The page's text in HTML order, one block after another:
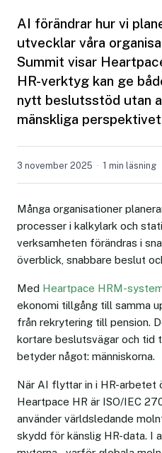
AI förändrar hur vi
utvecklar våra
Summit visar
HR-verktyg kan ge
nytt beslutsstöd utan
mänskliga
3 november 2025 1 min läsning
Många organisationer
processer i kalkylark och
verksamheten förändras i
överblick, snabbare beslut
Med Heartpace HRM-
ekonomi tillgång till samma
från rekrytering till pension.
kortare beslutsvägar och tid
betyder något: människorna.
När AI flyttar in i HR-arbetet
Heartpace HR är ISO/IEC
använder världsledande
skydd för känslig HR-data. I